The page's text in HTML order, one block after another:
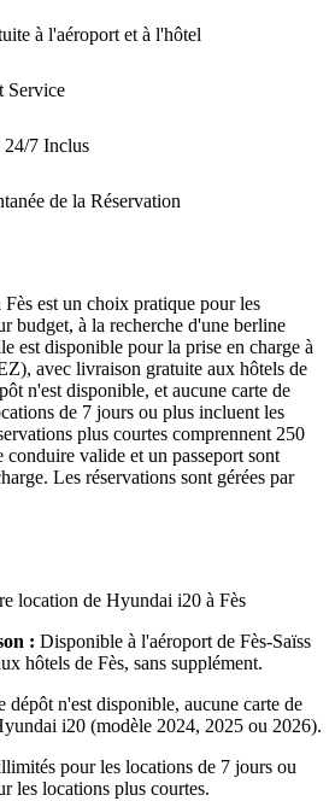
à l'aéroport et à l'hôtel
Service
24/7 Inclus
de la Réservation
Fès est un choix pratique pour les
budget, à la recherche d'une berline
est disponible pour la prise en charge à
avec livraison gratuite aux hôtels de
n'est disponible, et aucune carte de
de 7 jours ou plus incluent les
plus courtes comprennent 250
valide et un passeport sont
Les réservations sont gérées par
location de Hyundai i20 à Fès
: Disponible à l'aéroport de Fès-Saïss
hôtels de Fès, sans supplément.
dépôt n'est disponible, aucune carte de
i20 (modèle 2024, 2025 ou 2026).
pour les locations de 7 jours ou
les locations plus courtes.